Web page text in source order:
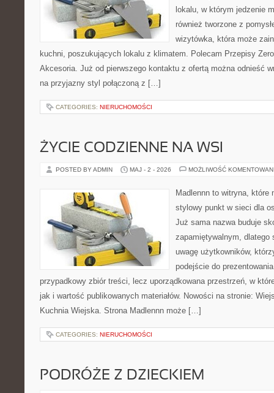
lokalu, w którym jedzenie
również tworzone z
wizytówka, która może
kuchni, poszukujących lokalu z klimatem. Polecam Przepisy
Akcesoria. Już od pierwszego kontaktu z ofertą można odnieść
na przyjazny styl połączoną z […]
CATEGORIES: NIERUCHOMOŚCI
ŻYCIE CODZIENNE NA WSI
POSTED BY ADMIN MAJ - 2 - 2026 MOŻLIWOŚĆ
Madlennn to witryna, które
stylowy punkt w sieci dla
Już sama nazwa buduje
zapamiętywalnym, dlatego
uwagę użytkowników,
podejście do
przypadkowy zbiór treści, lecz uporządkowana przestrzeń, w
jak i wartość publikowanych materiałów. Nowości na stronie:
Kuchnia Wiejska. Strona Madlennn może […]
CATEGORIES: NIERUCHOMOŚCI
PODRÓŻE Z DZIECKIEM